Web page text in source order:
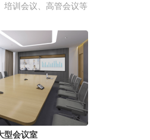
培训会议、高管会议等
型会议室